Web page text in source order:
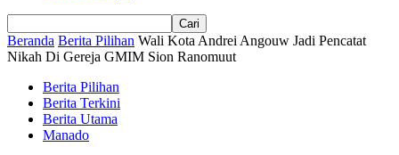
Beranda Berita Pilihan Wali Kota Andrei Angouw Jadi Pencatat
Nikah Di Gereja GMIM Sion Ranomuut
Berita Pilihan
Berita Terkini
Berita Utama
Manado